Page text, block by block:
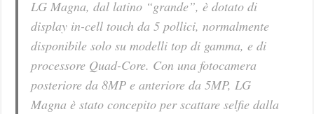
LG Magna, dal latino “grande”, è dotato di
display in-cell touch da 5 pollici, normalmente
disponibile solo su modelli top di gamma, e di
processore Quad-Core. Con una fotocamera
posteriore da 8MP e anteriore da 5MP, LG
Magna è stato concepito per scattare selfie dalla